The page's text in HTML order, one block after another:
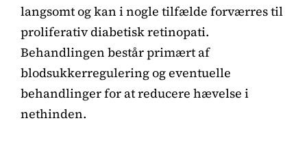
langsomt og kan i nogle tilfælde forværres til
proliferativ diabetisk retinopati.
Behandlingen består primært af
blodsukkerregulering og eventuelle
behandlinger for at reducere hævelse i
nethinden.